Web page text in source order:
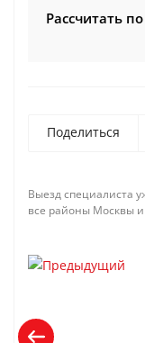
Рассчитать
Поделиться
Выезд специалиста
все районы Москвы